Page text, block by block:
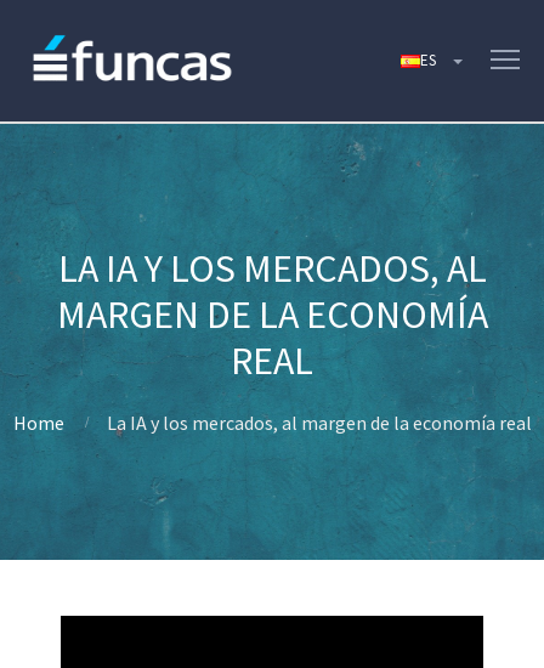
LA IA Y LOS MERCADOS, AL
MARGEN DE LA ECONOMÍA
REAL
Home La IA y los mercados, al margen de la economía real